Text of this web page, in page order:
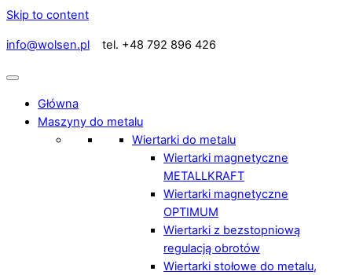
Skip to content
info@wolsen.pl tel. +48 792 896 426
Główna
Maszyny do metalu
Wiertarki do metalu
Wiertarki magnetyczne
METALLKRAFT
Wiertarki magnetyczne
OPTIMUM
Wiertarki z bezstopniową
regulacją obrotów
Wiertarki stołowe do metalu,